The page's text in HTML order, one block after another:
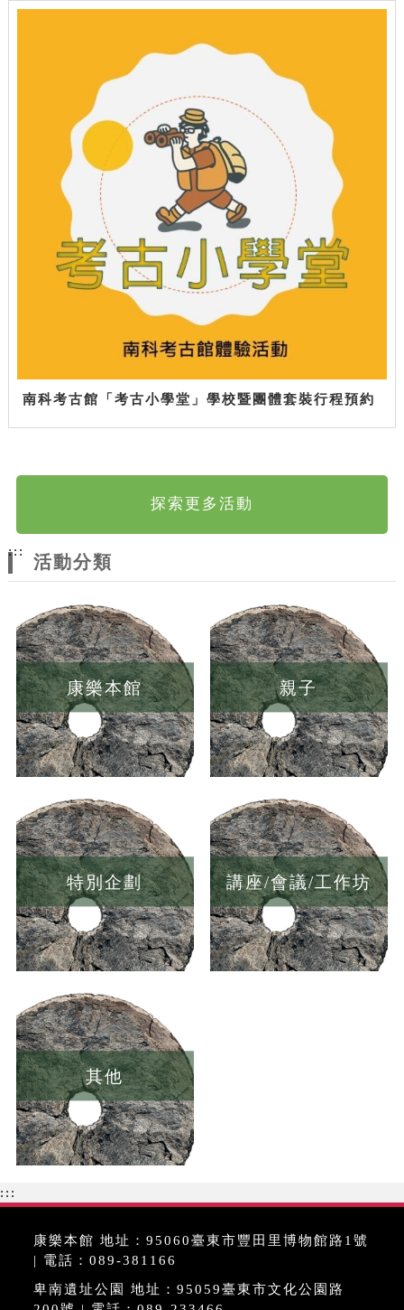
南科考古館「考古小學堂」學校暨團體套裝行程預約
探索更多活動
:::
活動分類
康樂本館 親子
特別企劃 講座/會議/工作坊
其他
:::
康樂本館 地址：95060臺東市豐田里博物館路1號
| 電話：089-381166
卑南遺址公園 地址：95059臺東市文化公園路